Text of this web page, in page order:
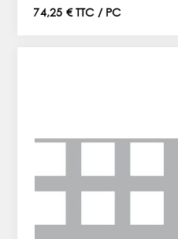
74,25 € TTC / PC